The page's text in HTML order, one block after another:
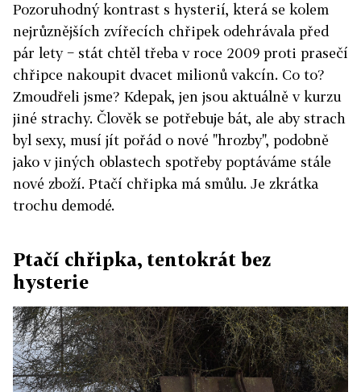
Pozoruhodný kontrast s hysterií, která se kolem
nejrůznějších zvířecích chřipek odehrávala před
pár lety − stát chtěl třeba v roce 2009 proti prasečí
chřipce nakoupit dvacet milionů vakcín. Co to?
Zmoudřeli jsme? Kdepak, jen jsou aktuálně v kurzu
jiné strachy. Člověk se potřebuje bát, ale aby strach
byl sexy, musí jít pořád o nové "hrozby", podobně
jako v jiných oblastech spotřeby poptáváme stále
nové zboží. Ptačí chřipka má smůlu. Je zkrátka
trochu demodé.
Ptačí chřipka, tentokrát bez
hysterie